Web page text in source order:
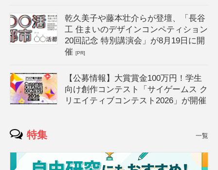
乾久美子や藤本壮介らが登壇、「長谷
工 住まいのデザインコンペティション
20回記念 特別講演会」が8月19日に開
催[PR]
【公募情報】大賞賞金100万円！学生
向け創作コンテスト「サイゲームス ク
リエイティブコンテスト2026」が開催
特集 一覧